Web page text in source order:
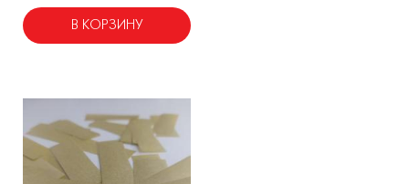
В КОРЗИНУ